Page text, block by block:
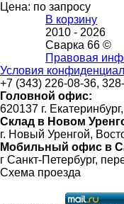
Цена: по запросу
В корзину
2010 - 2026
Сварка 66 ©
Правовая
Условия
+7 (343) 226-08-36,
Головной офис:
620137 г.
Склад в Новом
г. Новый Уренгой,
Мобильный офис в
г Санкт-Петербург,
Схема проезда